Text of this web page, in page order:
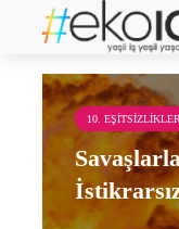
karbon
10.